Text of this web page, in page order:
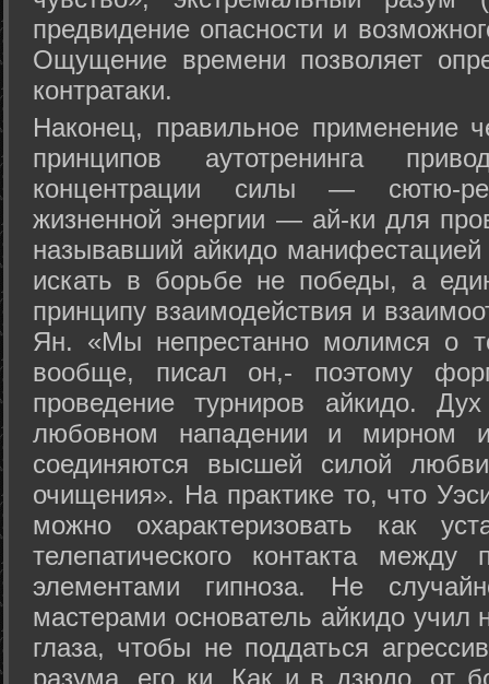
предвидение опасности и
Ощущение времени позволяет
контратаки.
Наконец, правильное применение
принципов аутотренинга
концентрации силы — сютю-
жизненной энергии — ай-ки для
называвший айкидо
искать в борьбе не победы, а
принципу взаимодействия и
Ян. «Мы непрестанно молимся о
вообще, писал он,- поэтому
проведение турниров айкидо.
любовном нападении и мирном
соединяются высшей силой
очищения». На практике то, что
можно охарактеризовать как
телепатического контакта между
элементами гипноза. Не
мастерами основатель айкидо учил
глаза, чтобы не поддаться
разума, его ки. Как и в дзюдо, от